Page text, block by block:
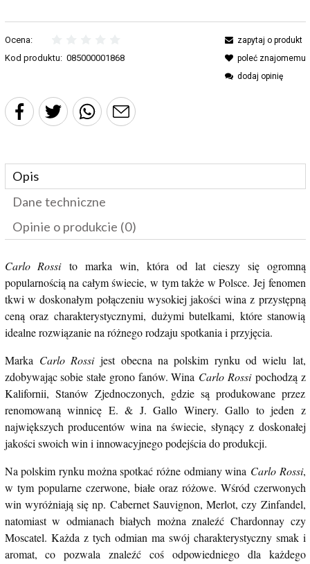
Ocena:
Kod produktu: 085000001868
zapytaj o produkt
poleć znajomemu
dodaj opinię
Opis
Dane techniczne
Opinie o produkcie (0)
Carlo Rossito marka win, która od lat cieszy się ogromną
popularnością na całym świecie, w tym także w Polsce. Jej fenomen
tkwi w doskonałym połączeniu wysokiej jakości wina z przystępną
ceną oraz charakterystycznymi, dużymi butelkami, które stanowią
idealne rozwiązanie na różnego rodzaju spotkania i przyjęcia.
Marka Carlo Rossijest obecna na polskim rynku od wielu lat,
zdobywając sobie stałe grono fanów. Wina Carlo Rossipochodzą z
Kalifornii, Stanów Zjednoczonych, gdzie są produkowane przez
renomowaną winnicę E. & J. Gallo Winery. Gallo to jeden z
największych producentów wina na świecie, słynący z doskonałej
jakości swoich win i innowacyjnego podejścia do produkcji.
Na polskim rynku można spotkać różne odmiany wina Carlo Rossi,
w tym popularne czerwone, białe oraz różowe. Wśród czerwonych
win wyróżniają się np. Cabernet Sauvignon, Merlot, czy Zinfandel,
natomiast w odmianach białych można znaleźć Chardonnay czy
Moscatel. Każda z tych odmian ma swój charakterystyczny smak i
aromat, co pozwala znaleźć coś odpowiedniego dla każdego